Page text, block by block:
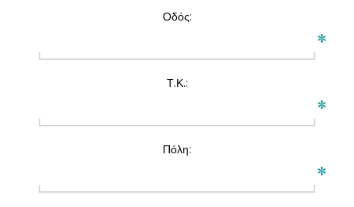
Οδός:
*
Τ.Κ.:
*
Πόλη:
*